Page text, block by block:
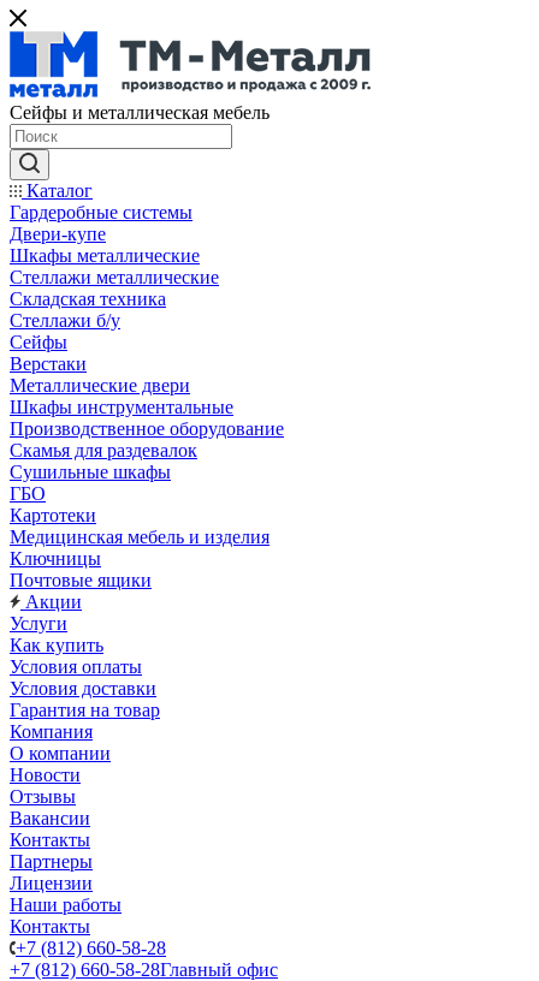
Сейфы и металлическая мебель
Каталог
Гардеробные системы
Двери-купе
Шкафы металлические
Стеллажи металлические
Складская техника
Стеллажи б/у
Сейфы
Верстаки
Металлические двери
Шкафы инструментальные
Производственное оборудование
Скамья для раздевалок
Сушильные шкафы
ГБО
Картотеки
Медицинская мебель и изделия
Ключницы
Почтовые ящики
Акции
Услуги
Как купить
Условия оплаты
Условия доставки
Гарантия на товар
Компания
О компании
Новости
Отзывы
Вакансии
Контакты
Партнеры
Лицензии
Наши работы
Контакты
+7 (812) 660-58-28
+7 (812) 660-58-28Главный офис